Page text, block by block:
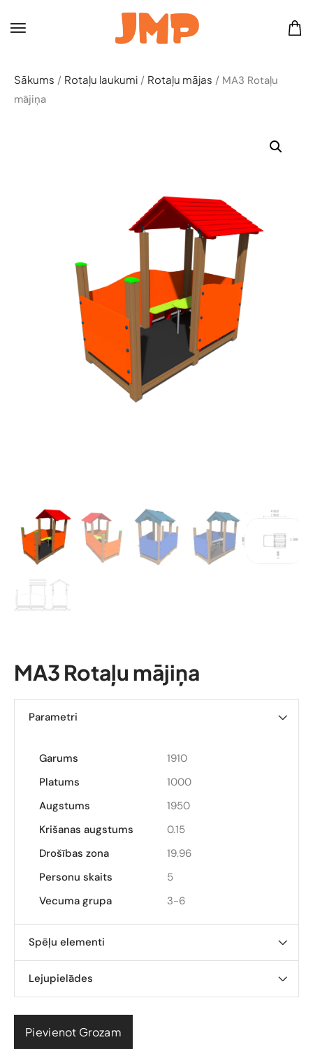
Sākums / Rotaļu laukumi / Rotaļu mājas / MA3 Rotaļu
mājiņa
MA3 Rotaļu mājiņa
Parametri
Garums
1910
Platums
1000
Augstums
1950
Krišanas augstums
0.15
Drošības zona
19.96
Personu skaits
5
Vecuma grupa
3-6
Spēļu elementi
Lejupielādes
Pievienot Grozam